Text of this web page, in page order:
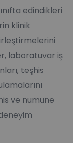
edindikleri
klinik
laboratuvar iş
teşhis
ve numune